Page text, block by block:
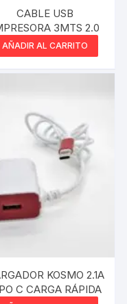
CABLE USB
3MTS 2.0
AÑADIR AL CARRITO
KOSMO 2.1A
C CARGA RÁPIDA